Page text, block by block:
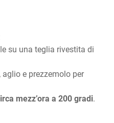
su una teglia rivestita di
aglio e prezzemolo per
mezz’ora a 200 gradi.